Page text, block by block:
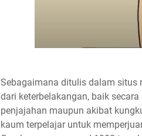
Sebagaimana ditulis dalam situs
dari keterbelakangan, baik
penjajahan maupun akibat
kaum terpelajar untuk